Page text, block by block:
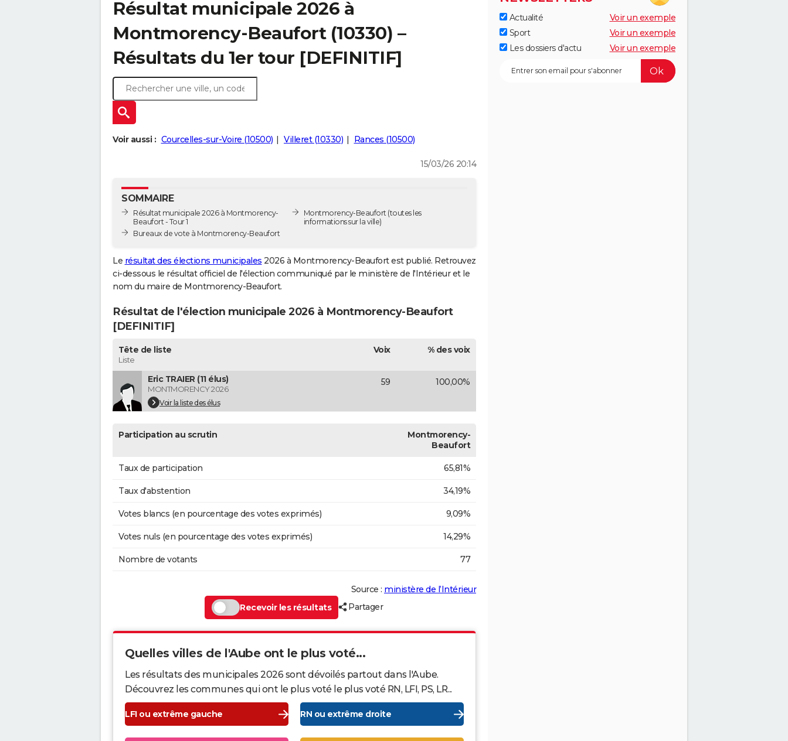
Résultat municipale 2026 à
Montmorency-Beaufort (10330) –
Résultats du 1er tour [DEFINITIF]
Voir aussi : Courcelles-sur-Voire (10500) Villeret (10330) Rances (10500)
15/03/26 20:14
SOMMAIRE
Résultat municipale 2026 à Montmorency-
Beaufort - Tour 1
Bureaux de vote à Montmorency-Beaufort
Montmorency-Beaufort (toutes les
informations sur la ville)
Le résultat des élections municipales 2026 à Montmorency-Beaufort est publié. Retrouvez
ci-dessous le résultat officiel de l'élection communiqué par le ministère de l'Intérieur et le
nom du maire de Montmorency-Beaufort.
Résultat de l'élection municipale 2026 à Montmorency-Beaufort
[DEFINITIF]
Tête de liste
Liste
Voix % des voix
Eric TRAIER (11 élus)
MONTMORENCY 2026
Voir la liste des élus
59 100,00%
Participation au scrutin
Montmorency-
Beaufort
Taux de participation 65,81%
Taux d'abstention 34,19%
Votes blancs (en pourcentage des votes exprimés) 9,09%
Votes nuls (en pourcentage des votes exprimés) 14,29%
Nombre de votants 77
Source : ministère de l’Intérieur
Recevoir les résultats
Partager
Quelles villes de l'Aube ont le plus voté...
Les résultats des municipales 2026 sont dévoilés partout dans l'Aube.
Découvrez les communes qui ont le plus voté le plus voté RN, LFI, PS, LR...
LFI ou extrême gauche RN ou extrême droite
Actualité
Voir un exemple
Sport
Voir un exemple
Les dossiers d'actu
Voir un exemple